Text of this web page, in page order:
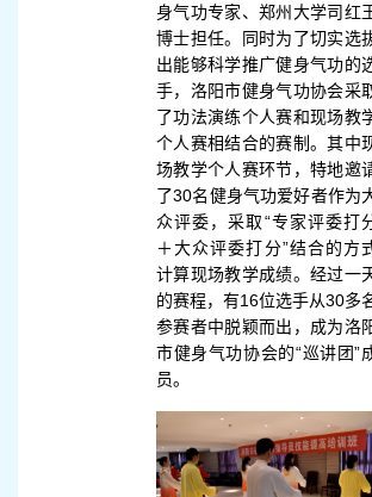
身气功专家、郑州大学司红
博士担任。同时为了切实选
出能够科学推广健身气功的
手，洛阳市健身气功协会采
了功法演练个人赛和现场教
个人赛相结合的赛制。其中
场教学个人赛环节，特地邀
了30名健身气功爱好者作为
众评委，采取“专家评委打
＋大众评委打分”结合的方
计算现场教学成绩。经过一
的赛程，有16位选手从30多
参赛者中脱颖而出，成为洛
市健身气功协会的“巡讲团”
员。